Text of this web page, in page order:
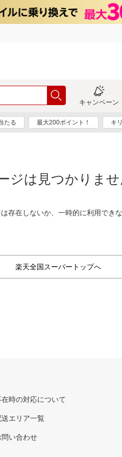
キャンペーン
たる 最大200ポイント！ キ
ジは見つかりませ
存在しないか、一時的に利用でき
楽天全国スーパートップへ
在時の対応について
送エリア一覧
問い合わせ